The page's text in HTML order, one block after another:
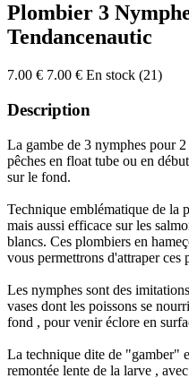
Plombier 3
Tendancenautic
7.00 € 7.00 € En stock (21)
Description
La gambe de 3 nymphes pour
pêches en float tube ou en
sur le fond.
Technique emblématique de la
mais aussi efficace sur les
blancs. Ces plombiers en
vous permettrons d'attraper ces
Les nymphes sont des
vases dont les poissons se
fond , pour venir éclore en
La technique dite de "gamber"
remontée lente de la larve ,